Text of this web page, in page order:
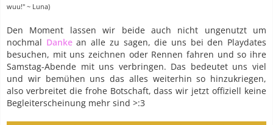
wuu!" ~ Luna)
Den Moment lassen wir beide auch nicht ungenutzt um
nochmal Dankean alle zu sagen, die uns bei den Playdates
besuchen, mit uns zeichnen oder Rennen fahren und so ihre
Samstag-Abende mit uns verbringen. Das bedeutet uns viel
und wir bemühen uns das alles weiterhin so hinzukriegen,
also verbreitet die frohe Botschaft, dass wir jetzt offiziell keine
Begleiterscheinung mehr sind >:3